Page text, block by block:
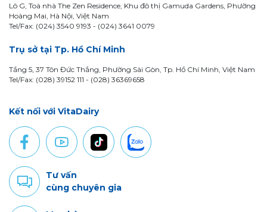
Lô G, Toà nhà The Zen Residence, Khu đô thị Gamuda Gardens, Phường
Hoàng Mai, Hà Nội, Việt Nam
Tel/Fax: (024) 3540 9193 - (024) 3641 0079
Trụ sở tại Tp. Hồ Chí Minh
Tầng 5, 37 Tôn Đức Thắng, Phường Sài Gòn, Tp. Hồ Chí Minh, Việt Nam
Tel/Fax: (028) 39152 111 - (028) 36369658
Kết nối với VitaDairy
Tư vấn
cùng chuyên gia